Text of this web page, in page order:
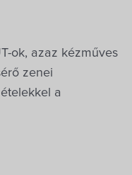
ok, azaz kézműves
zenei
a